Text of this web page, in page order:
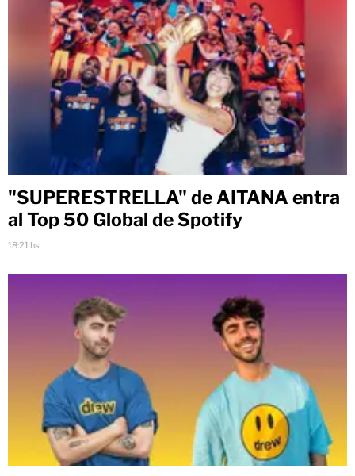
"SUPERESTRELLA" de AITANA entra
al Top 50 Global de Spotify
18:21 hs